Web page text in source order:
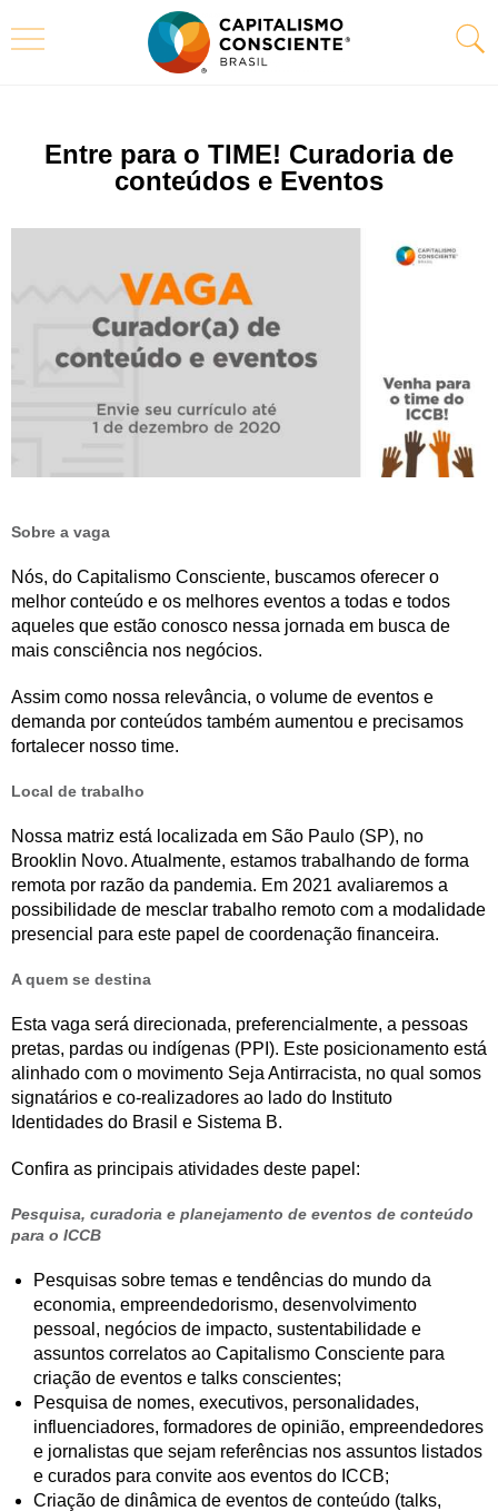
Entre para o TIME! Curadoria de
conteúdos e Eventos
Sobre a vaga
Nós, do Capitalismo Consciente, buscamos oferecer o
melhor conteúdo e os melhores eventos a todas e todos
aqueles que estão conosco nessa jornada em busca de
mais consciência nos negócios.
Assim como nossa relevância, o volume de eventos e
demanda por conteúdos também aumentou e precisamos
fortalecer nosso time.
Local de trabalho
Nossa matriz está localizada em São Paulo (SP), no
Brooklin Novo. Atualmente, estamos trabalhando de forma
remota por razão da pandemia. Em 2021 avaliaremos a
possibilidade de mesclar trabalho remoto com a modalidade
presencial para este papel de coordenação financeira.
A quem se destina
Esta vaga será direcionada, preferencialmente, a pessoas
pretas, pardas ou indígenas (PPI). Este posicionamento está
alinhado com o movimento Seja Antirracista, no qual somos
signatários e co-realizadores ao lado do Instituto
Identidades do Brasil e Sistema B.
Confira as principais atividades deste papel:
Pesquisa, curadoria e planejamento de eventos de conteúdo
para o ICCB
Pesquisas sobre temas e tendências do mundo da
economia, empreendedorismo, desenvolvimento
pessoal, negócios de impacto, sustentabilidade e
assuntos correlatos ao Capitalismo Consciente para
criação de eventos e talks conscientes;
Pesquisa de nomes, executivos, personalidades,
influenciadores, formadores de opinião, empreendedores
e jornalistas que sejam referências nos assuntos listados
e curados para convite aos eventos do ICCB;
Criação de dinâmica de eventos de conteúdo (talks,